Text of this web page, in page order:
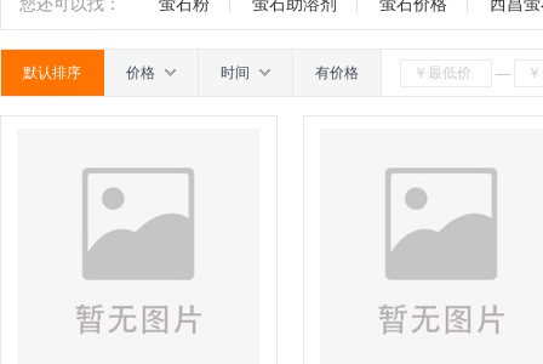
您还可以找： 萤石粉 萤石助溶剂 萤石价格 西昌
默认排序 价格 时间 有价格 —